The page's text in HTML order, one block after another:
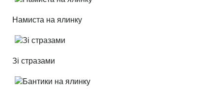
Намиста на ялинку
Зі стразами